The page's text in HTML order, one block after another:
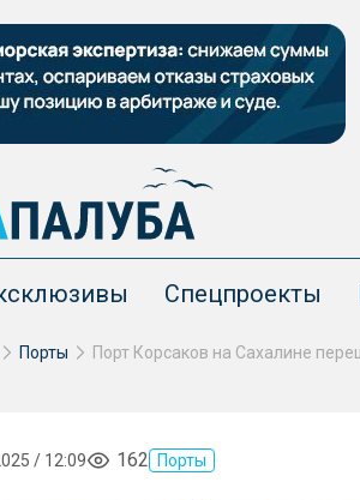
Спецпроекты
Порты
/ 12:09 162 Порты